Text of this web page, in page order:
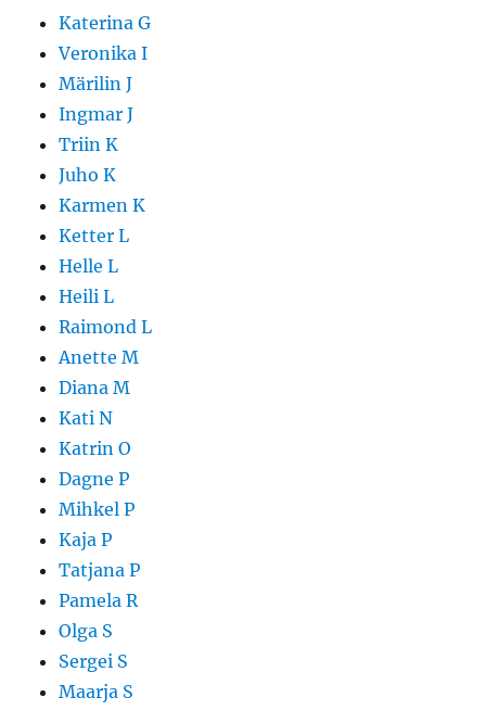
Katerina G
Veronika I
Märilin J
Ingmar J
Triin K
Juho K
Karmen K
Ketter L
Helle L
Heili L
Raimond L
Anette M
Diana M
Kati N
Katrin O
Dagne P
Mihkel P
Kaja P
Tatjana P
Pamela R
Olga S
Sergei S
Maarja S